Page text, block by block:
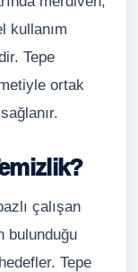
kullanım
Tepe
ortak
çalışan
bulunduğu
Tepe